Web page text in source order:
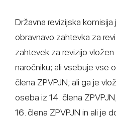
Državna revizijska
obravnavo zahtevka za
zahtevek za revizijo
naročniku; ali vsebuje vse
člena ZPVPJN; ali ga je
oseba iz 14. člena
16. člena ZPVPJN in ali je